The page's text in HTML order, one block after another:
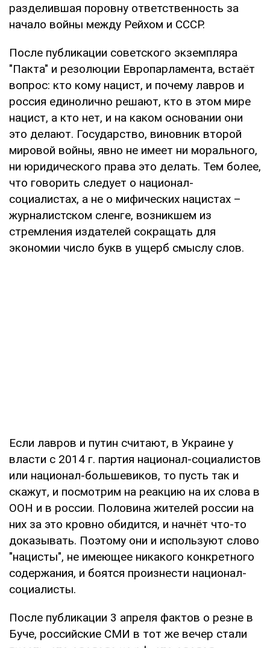
разделившая поровну ответственность за
начало войны между Рейхом и СССР.
После публикации советского экземпляра
"Пакта" и резолюции Европарламента, встаёт
вопрос: кто кому нацист, и почему лавров и
россия единолично решают, кто в этом мире
нацист, а кто нет, и на каком основании они
это делают. Государство, виновник второй
мировой войны, явно не имеет ни морального,
ни юридического права это делать. Тем более,
что говорить следует о национал-
социалистах, а не о мифических нацистах –
журналистском сленге, возникшем из
стремления издателей сокращать для
экономии число букв в ущерб смыслу слов.
Если лавров и путин считают, в Украине у
власти с 2014 г. партия национал-социалистов
или национал-большевиков, то пусть так и
скажут, и посмотрим на реакцию на их слова в
ООН и в россии. Половина жителей россии на
них за это кровно обидится, и начнёт что-то
доказывать. Поэтому они и используют слово
"нацисты", не имеющее никакого конкретного
содержания, и боятся произнести национал-
социалисты.
После публикации 3 апреля фактов о резне в
Буче, российские СМИ в тот же вечер стали